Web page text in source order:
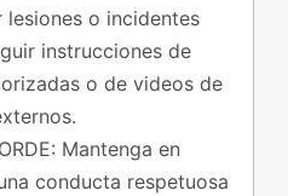
lesiones o incidentes
instrucciones de
o de videos de
Mantenga en
conducta respetuosa